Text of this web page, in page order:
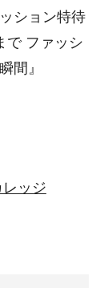
ション特待
で ファッシ
間』
ッジ